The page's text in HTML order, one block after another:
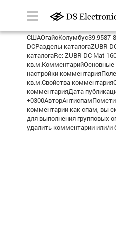
СШАОгайоКолумбус39.9587-
DCРазделы каталогаZUBR
каталогаRe: ZUBR DC Mat
настройки
кв.м.Свойства
комментарияДата
комментарии как спам, вы
для выполнения групповых
удалить комментарии или/и